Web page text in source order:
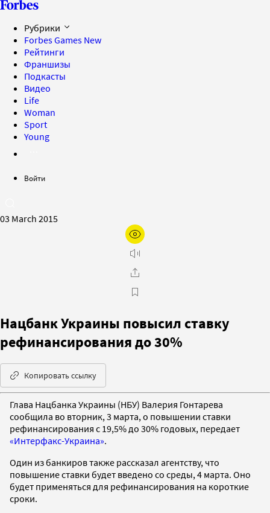
Рубрики
Forbes Games New
Рейтинги
Франшизы
Подкасты
Видео
Life
Woman
Sport
Young
Войти
03 March 2015
Нацбанк Украины повысил ставку
рефинансирования до 30%
Копировать ссылку
Глава Нацбанка Украины (НБУ) Валерия Гонтарева
сообщила во вторник, 3 марта, о повышении ставки
рефинансирования с 19,5% до 30% годовых, передает
«Интерфакс-Украина».
Один из банкиров также рассказал агентству, что
повышение ставки будет введено со среды, 4 марта. Оно
будет применяться для рефинансирования на короткие
сроки.